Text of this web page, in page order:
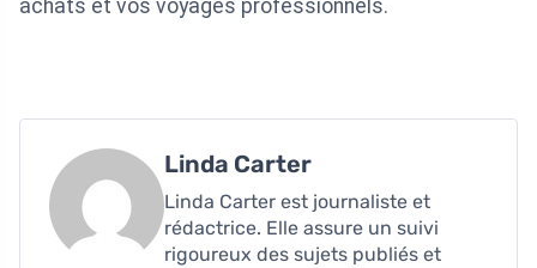
achats et vos voyages professionnels.
Linda Carter
Linda Carter est journaliste et
rédactrice. Elle assure un suivi
rigoureux des sujets publiés et